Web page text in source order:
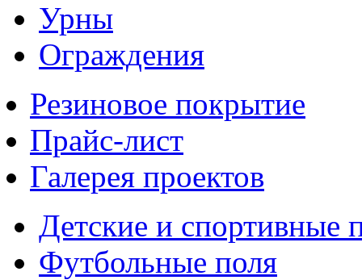
Урны
Ограждения
Резиновое покрытие
Прайс-лист
Галерея проектов
Детские и спортивные
Футбольные поля